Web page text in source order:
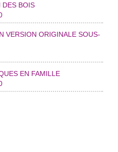
DES BOIS
VERSION ORIGINALE SOUS-
EN FAMILLE